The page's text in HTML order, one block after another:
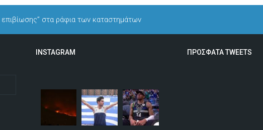
στα ράφια των καταστημάτων
INSTAGRAM ΠΡΟΣΦΑΤΑ TWEETS